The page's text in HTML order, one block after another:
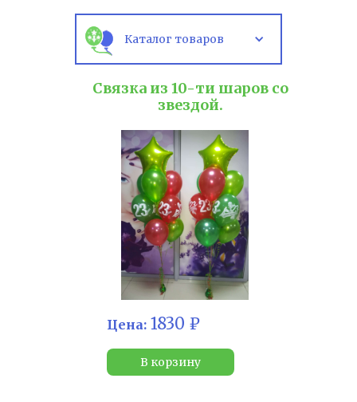
Каталог товаров
Связка из 10-ти шаров со
звездой.
Цена: 1830 ₽
В корзину